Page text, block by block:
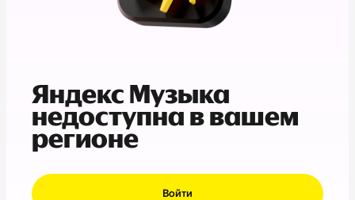
Яндекс Музыка
недоступна в вашем
регионе
Войти